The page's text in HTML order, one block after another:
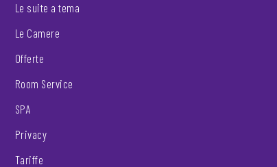
Le suite a tema
Le Camere
Offerte
Room Service
SPA
Privacy
Tariffe